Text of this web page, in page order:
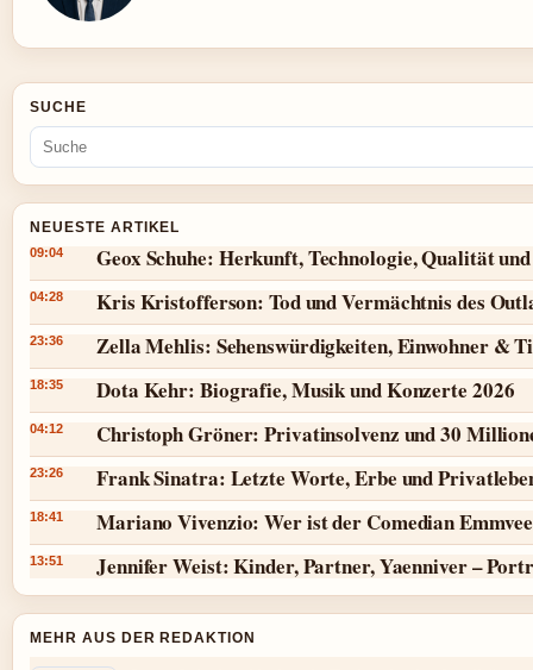
SUCHE
NEUESTE ARTIKEL
09:04 Geox Schuhe: Herkunft, Technologie, Qualität
04:28 Kris Kristofferson: Tod und Vermächtnis des
23:36 Zella Mehlis: Sehenswürdigkeiten, Einwohner &
18:35 Dota Kehr: Biografie, Musik und Konzerte 2026
04:12 Christoph Gröner: Privatinsolvenz und 30
23:26 Frank Sinatra: Letzte Worte, Erbe und
18:41 Mariano Vivenzio: Wer ist der Comedian
13:51 Jennifer Weist: Kinder, Partner, Yaenniver –
MEHR AUS DER REDAKTION